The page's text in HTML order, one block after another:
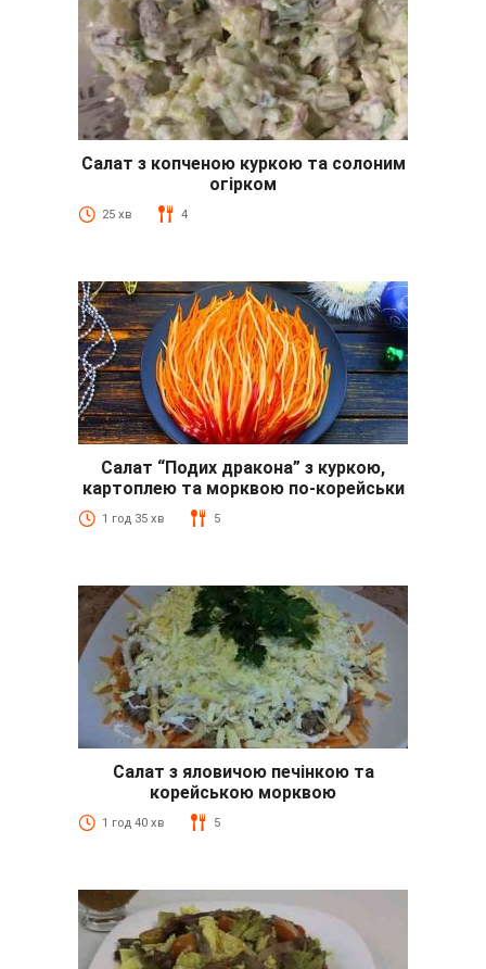
Салат з копченою куркою та солоним
огірком
25 хв 4
Салат “Подих дракона” з куркою,
картоплею та морквою по-корейськи
1 год 35 хв 5
Салат з яловичою печінкою та
корейською морквою
1 год 40 хв 5